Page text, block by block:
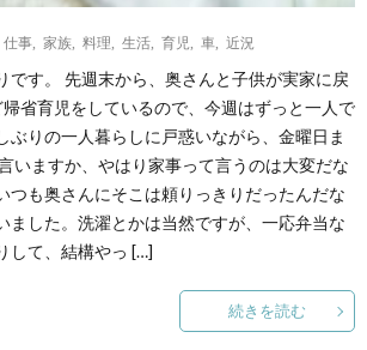
仕事 家族 料理 生活 育児 車 近況
です。 先週末から、奥さんと子供が実家に戻
省育児をしているので、今週はずっと一人で
ぶりの一人暮らしに戸惑いながら、金曜日ま
いますか、やはり家事って言うのは大変だな
つも奥さんにそこは頼りっきりだったんだな
ました。洗濯とかは当然ですが、一応弁当な
して、結構やっ […]
続きを読む